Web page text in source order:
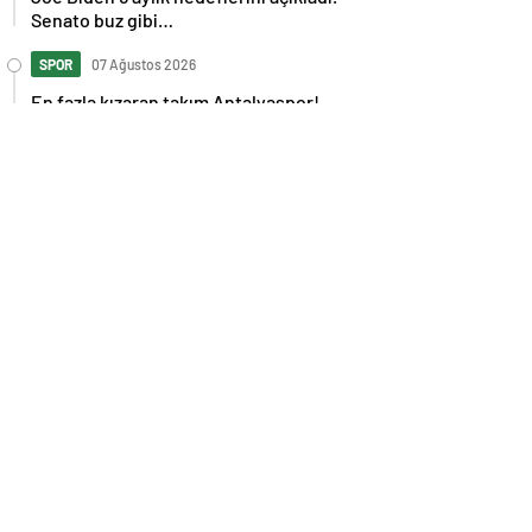
Senato buz gibi…
SPOR 07 Ağustos 2026
En fazla kızaran takım Antalyaspor!